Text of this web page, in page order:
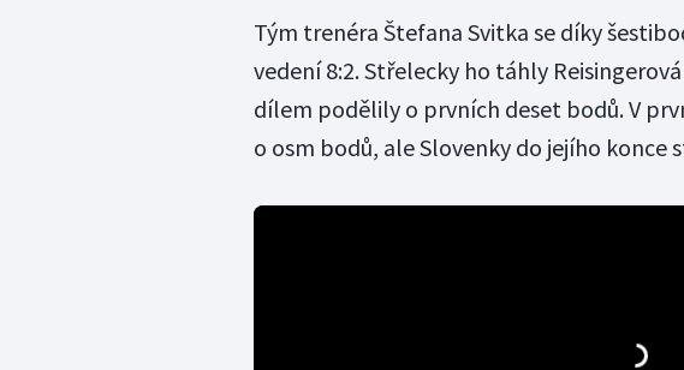
Tým trenéra Štefana Svitka se díky
vedení 8:2. Střelecky ho táhly
dílem podělily o prvních deset bodů. V
o osm bodů, ale Slovenky do jejího konce